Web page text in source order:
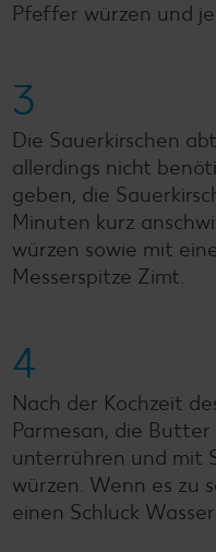
Pfeffer würzen und
3
Die Sauerkirschen
allerdings nicht
geben, die
Minuten kurz
würzen sowie mit
Messerspitze Zimt.
4
Nach der Kochzeit
Parmesan, die
unterrühren und mit
würzen. Wenn es zu
einen Schluck